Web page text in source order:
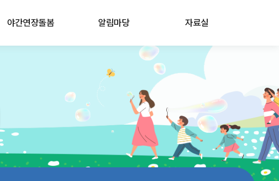
야간연장돌봄 알림마당 자료실